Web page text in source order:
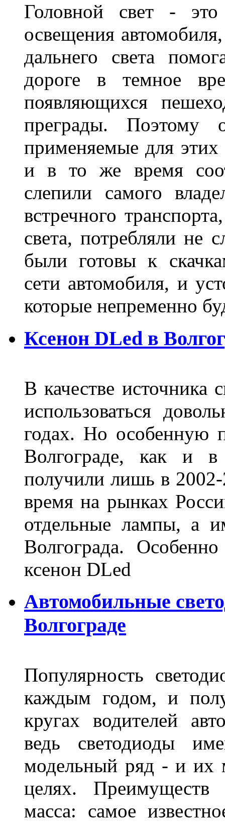
Головной свет -
освещения
дальнего света
дороге в темное
появляющихся
преграды. Поэтому
применяемые для
и в то же время
слепили самого
встречного
света, потребляли не
были готовы к
сети автомобиля, и
которые непременно
Ксенон DLed в
В качестве источника
использоваться
годах. Но особенную
Волгограде, как и
получили лишь в
время на рынках
отдельные лампы, а
Волгограда.
ксенон DLed
Автомобильные
Волгограде
Популярность
каждым годом, и
кругах водителей
ведь светодиоды
модельный ряд - и их
целях.
масса: самое